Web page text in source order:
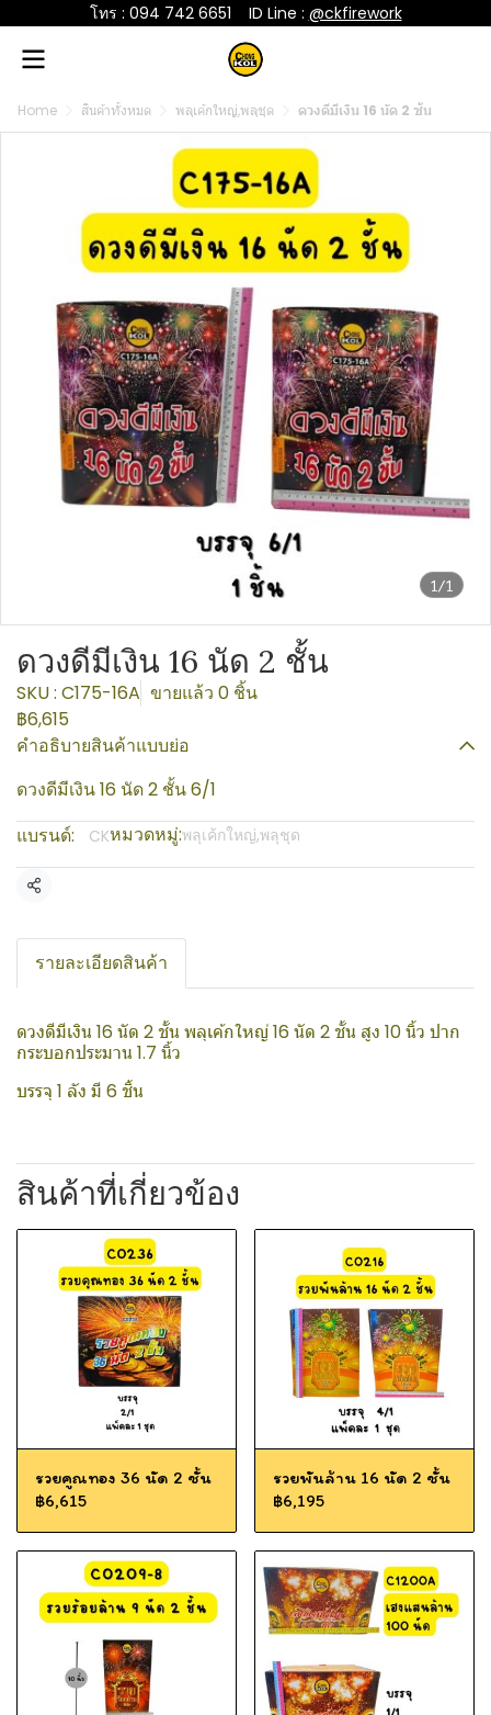
โทร : 094 742 6651 ID Line : @ckfirework
Home สินค้าทั้งหมด พลุเค้กใหญ่,พลุชุด ดวงดีมีเงิน 16 นัด 2 ชั้น
1/1
ดวงดีมีเงิน 16 นัด 2 ชั้น
SKU : C175-16A ขายแล้ว 0 ชิ้น
฿6,615
คำอธิบายสินค้าแบบย่อ
ดวงดีมีเงิน 16 นัด 2 ชั้น 6/1
แบรนด์:
CKหมวดหมู่:พลุเค้กใหญ่,พลุชุด
แชร์
รายละเอียดสินค้า
ดวงดีมีเงิน 16 นัด 2 ชั้น พลุเค้กใหญ่ 16 นัด 2 ชั้น สูง 10 นิ้ว ปาก
กระบอกประมาน 1.7 นิ้ว
บรรจุ 1 ลัง มี 6 ชิ้น
สินค้าที่เกี่ยวข้อง
รวยคูณทอง 36 นัด 2 ชั้น
฿6,615
รวยพันล้าน 16 นัด 2 ชั้น
฿6,195